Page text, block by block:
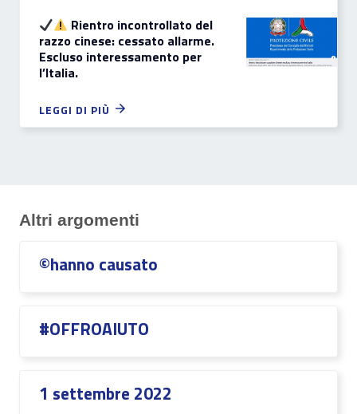
Rientro incontrollato del
razzo cinese: cessato allarme.
Escluso interessamento per
l’Italia.
LEGGI DI PIÙ
Altri argomenti
©hanno causato
#OFFROAIUTO
1 settembre 2022